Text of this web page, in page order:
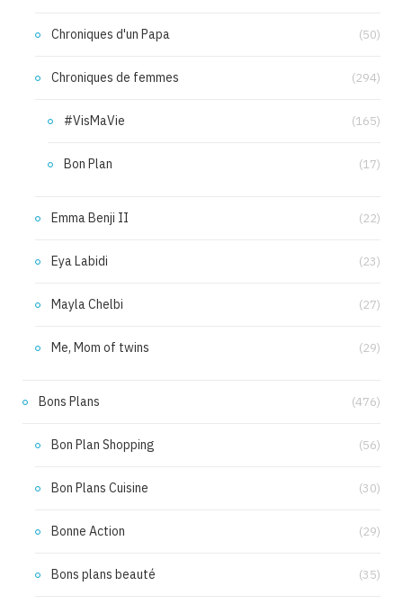
Chroniques d'un Papa (50)
Chroniques de femmes (294)
#VisMaVie (165)
Bon Plan (17)
Emma Benji II (22)
Eya Labidi (23)
Mayla Chelbi (27)
Me, Mom of twins (29)
Bons Plans (476)
Bon Plan Shopping (56)
Bon Plans Cuisine (30)
Bonne Action (29)
Bons plans beauté (35)